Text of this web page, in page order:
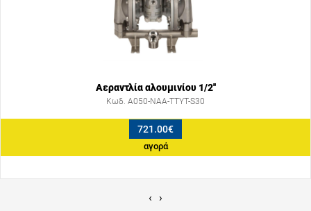
Αεραντλία αλουμινίου 1/2''
Κωδ. A050-NAA-TTYT-S30
721.00€
αγορά
‹ ›